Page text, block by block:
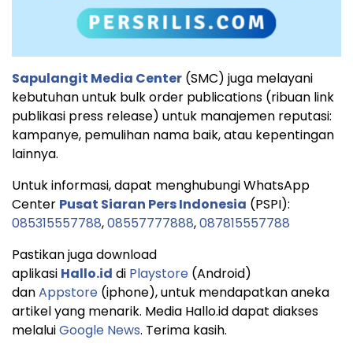
Sapulangit Media Center (SMC) juga melayani
kebutuhan untuk bulk order publications (ribuan link
publikasi press release) untuk manajemen reputasi:
kampanye, pemulihan nama baik, atau kepentingan
lainnya.
Untuk informasi, dapat menghubungi WhatsApp
Center Pusat Siaran Pers Indonesia (PSPI):
085315557788,08557777888,087815557788
Pastikan juga download
aplikasi Hallo.id di Playstore (Android)
danAppstore (iphone), untuk mendapatkan aneka
artikel yang menarik. Media Hallo.id dapat diakses
melaluiGoogle News. Terima kasih.